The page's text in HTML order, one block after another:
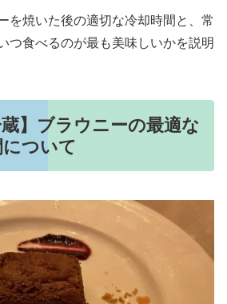
を焼いた後の適切な冷却時間と、常
つ食べるのが最も美味しいかを説明
蔵】ブラウニーの最適な
ついて